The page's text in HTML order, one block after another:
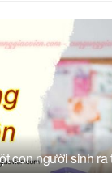
con người sinh ra